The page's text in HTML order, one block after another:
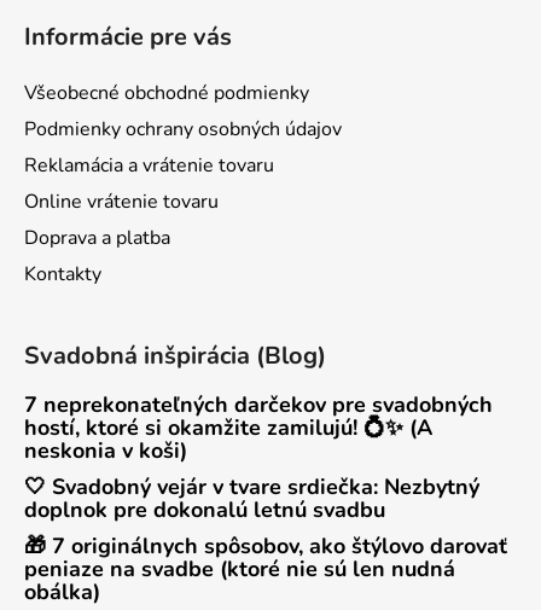
Informácie pre vás
Všeobecné obchodné podmienky
Podmienky ochrany osobných údajov
Reklamácia a vrátenie tovaru
Online vrátenie tovaru
Doprava a platba
Kontakty
Svadobná inšpirácia (Blog)
7 neprekonateľných darčekov pre svadobných
hostí, ktoré si okamžite zamilujú! 💍✨ (A
neskonia v koši)
🤍 Svadobný vejár v tvare srdiečka: Nezbytný
doplnok pre dokonalú letnú svadbu
🎁 7 originálnych spôsobov, ako štýlovo darovať
peniaze na svadbe (ktoré nie sú len nudná
obálka)